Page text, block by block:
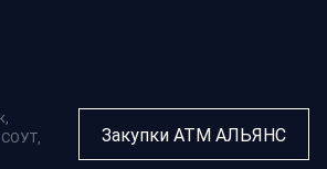
СОУТ Закупки АТМ АЛЬЯНС